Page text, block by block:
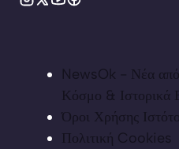
NewsOk - Νέα από
Κόσμο & Ιστορικά
Όροι Χρήσης
Πολιτική Cookies